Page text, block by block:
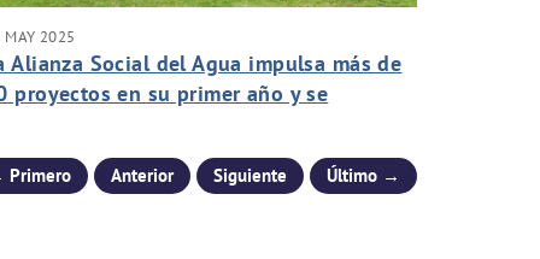
MAY 2025
Alianza Social del Agua impulsa más de
proyectos en su primer año y se
Anterior Siguiente Último →